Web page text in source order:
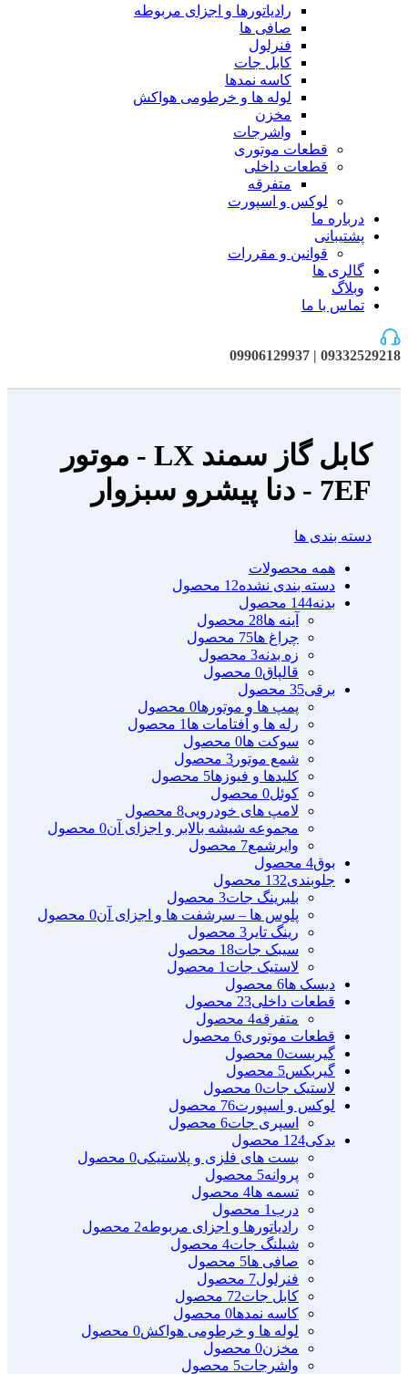
رادیاتورها و اجزای مربوطه
صافی ها
فنرلول
کابل جات
کاسه نمدها
لوله ها و خرطومی هواکش
مخزن
واشرجات
قطعات موتوری
قطعات داخلی
متفرقه
لوکس و اسپورت
درباره ما
پشتیبانی
قوانین و مقررات
گالری ها
وبلاگ
تماس با ما
09332529218 | 09906129937
كابل گاز سمند LX - موتور
7EF - دنا پیشرو سبزوار
دسته بندی ها
همه محصولات
دسته بندی نشده12 محصول
بدنه144 محصول
آینه ها28 محصول
چراغ ها75 محصول
زه بدنه3 محصول
قالپاق0 محصول
برقی35 محصول
پمپ ها و موتورها0 محصول
رله ها و آفتامات ها 1 محصول
سوکت ها0 محصول
شمع موتور 3 محصول
کلیدها و فیوزها5 محصول
کوئل0 محصول
لامپ های خودرویی8 محصول
مجموعه شیشه بالابر و اجزای آن0 محصول
وایرشمع7 محصول
بوق4 محصول
جلوبندی132 محصول
بلبرینگ جات3 محصول
پلوس ها – سرشفت ها و اجزای آن0 محصول
رینگ تایر 3 محصول
سیبک جات18 محصول
لاستیک جات 1 محصول
دیسک ها6 محصول
قطعات داخلی23 محصول
متفرقه4 محصول
قطعات موتوری6 محصول
گیربست0 محصول
گیربکس5 محصول
لاستیک جات0 محصول
لوکس و اسپورت76 محصول
اسپری جات6 محصول
یدکی124 محصول
بست های فلزی و پلاستیکی0 محصول
پروانه5 محصول
تسمه ها4 محصول
درب 1 محصول
رادیاتورها و اجزای مربوطه2 محصول
شیلنگ جات4 محصول
صافی ها5 محصول
فنرلول7 محصول
کابل جات72 محصول
کاسه نمدها0 محصول
لوله ها و خرطومی هواکش0 محصول
مخزن0 محصول
واشرجات5 محصول